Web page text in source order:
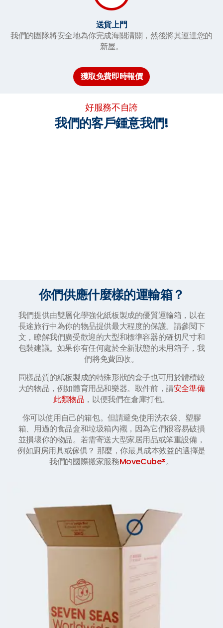
送貨上門
我們的團隊將安全地為你完成海關清關，然後將其運達您的
新屋。
獲取免費即時報價
好服務不自誇
我們的客戶鍾意我們!
你們供應什麼樣的運輸箱？
我們提供由雙層化學強化紙板製成的優質運輸箱，以在
長途旅行中為你的物品提供最大程度的保護。請參閱下
文，瞭解我們廣受歡迎的大型和標準容器的確切尺寸和
包裝建議。如果你有任何處於全新狀態的未用箱子，我
們將免費回收。
同樣品質的紙板製成的特殊形狀的盒子也可用於體積較
大的物品，例如體育用品和樂器。取件前，請安全準備
此類物品 ，以便我們在倉庫打包。
你可以使用自己的箱包。但請避免使用洗衣袋、塑膠
箱、用過的食品盒和垃圾箱內襯，因為它們很容易破損
並損壞你的物品。若需寄送大型家居用品或笨重設備，
例如廚房用具或傢俱？ 那麼，你最具成本效益的選擇是
我們的國際搬家服務MoveCube®。